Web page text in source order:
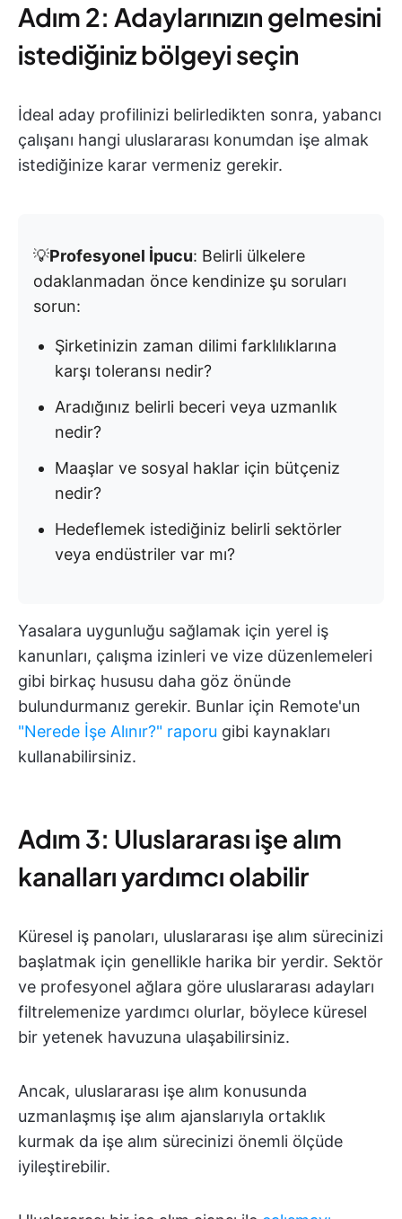
Adım 2: Adaylarınızın gelmesini
istediğiniz bölgeyi seçin
İdeal aday profilinizi belirledikten sonra, yabancı
çalışanı hangi uluslararası konumdan işe almak
istediğinize karar vermeniz gerekir.
💡Profesyonel İpucu: Belirli ülkelere
odaklanmadan önce kendinize şu soruları
sorun:
Şirketinizin zaman dilimi farklılıklarına
karşı toleransı nedir?
Aradığınız belirli beceri veya uzmanlık
nedir?
Maaşlar ve sosyal haklar için bütçeniz
nedir?
Hedeflemek istediğiniz belirli sektörler
veya endüstriler var mı?
Yasalara uygunluğu sağlamak için yerel iş
kanunları, çalışma izinleri ve vize düzenlemeleri
gibi birkaç hususu daha göz önünde
bulundurmanız gerekir. Bunlar için Remote'un
"Nerede İşe Alınır?" raporu gibi kaynakları
kullanabilirsiniz.
Adım 3: Uluslararası işe alım
kanalları yardımcı olabilir
Küresel iş panoları, uluslararası işe alım sürecinizi
başlatmak için genellikle harika bir yerdir. Sektör
ve profesyonel ağlara göre uluslararası adayları
filtrelemenize yardımcı olurlar, böylece küresel
bir yetenek havuzuna ulaşabilirsiniz.
Ancak, uluslararası işe alım konusunda
uzmanlaşmış işe alım ajanslarıyla ortaklık
kurmak da işe alım sürecinizi önemli ölçüde
iyileştirebilir.